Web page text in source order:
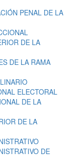
PENAL DE LA
DE LA
DE LA RAMA
ELECTORAL
DE LA
DE LA
DE